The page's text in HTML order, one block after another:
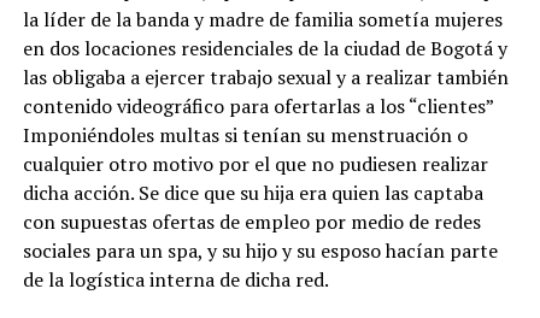
la líder de la banda y madre de familia sometía mujeres
en dos locaciones residenciales de la ciudad de Bogotá y
las obligaba a ejercer trabajo sexual y a realizar también
contenido videográfico para ofertarlas a los “clientes”
Imponiéndoles multas si tenían su menstruación o
cualquier otro motivo por el que no pudiesen realizar
dicha acción. Se dice que su hija era quien las captaba
con supuestas ofertas de empleo por medio de redes
sociales para un spa, y su hijo y su esposo hacían parte
de la logística interna de dicha red.